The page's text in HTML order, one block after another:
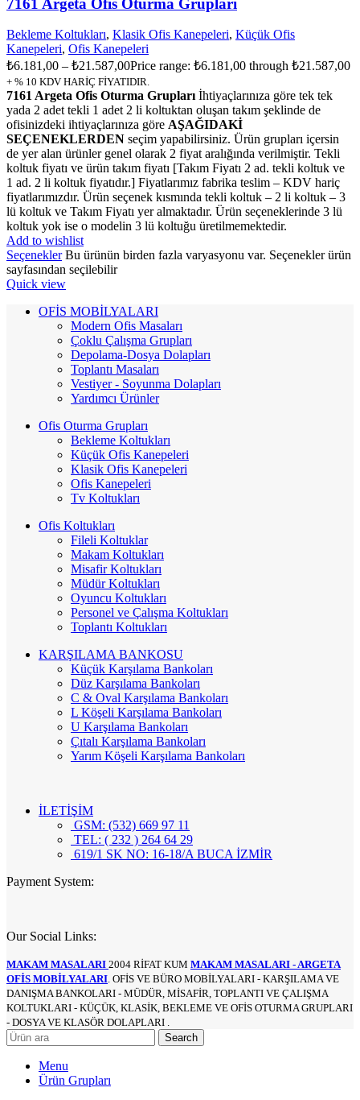
Bekleme Koltukları, Klasik Ofis Kanepeleri, Küçük Ofis
Kanepeleri, Ofis Kanepeleri
₺6.181,00 – ₺21.587,00Price range: ₺6.181,00 through ₺21.587,00
+ % 10 KDV HARİÇ FİYATIDIR.
7161 Argeta Ofis Oturma Grupları İhtiyaçlarınıza göre tek tek
yada 2 adet tekli 1 adet 2 li koltuktan oluşan takım şeklinde de
ofisinizdeki ihtiyaçlarınıza göre AŞAĞIDAKİ
SEÇENEKLERDEN seçim yapabilirsiniz. Ürün grupları içersin
de yer alan ürünler genel olarak 2 fiyat aralığında verilmiştir. Tekli
koltuk fiyatı ve ürün takım fiyatı [Takım Fiyatı 2 ad. tekli koltuk ve
1 ad. 2 li koltuk fiyatıdır.] Fiyatlarımız fabrika teslim – KDV hariç
fiyatlarımızdır. Ürün seçenek kısmında tekli koltuk – 2 li koltuk – 3
lü koltuk ve Takım Fiyatı yer almaktadır. Ürün seçeneklerinde 3 lü
koltuk yok ise o modelin 3 lü koltuğu üretilmemektedir.
Add to wishlist
Seçenekler Bu ürünün birden fazla varyasyonu var. Seçenekler ürün
sayfasından seçilebilir
Quick view
OFİS MOBİLYALARI
Modern Ofis Masaları
Çoklu Çalışma Grupları
Depolama-Dosya Dolapları
Toplantı Masaları
Vestiyer - Soyunma Dolapları
Yardımcı Ürünler
Ofis Oturma Grupları
Bekleme Koltukları
Küçük Ofis Kanepeleri
Klasik Ofis Kanepeleri
Ofis Kanepeleri
Tv Koltukları
Ofis Koltukları
Fileli Koltuklar
Makam Koltukları
Misafir Koltukları
Müdür Koltukları
Oyuncu Koltukları
Personel ve Çalışma Koltukları
Toplantı Koltukları
KARŞILAMA BANKOSU
Küçük Karşılama Bankoları
Düz Karşılama Bankoları
C & Oval Karşılama Bankoları
L Köşeli Karşılama Bankoları
U Karşılama Bankoları
Çıtalı Karşılama Bankoları
Yarım Köşeli Karşılama Bankoları
İLETİŞİM
GSM: (532) 669 97 11
TEL: ( 232 ) 264 64 29
619/1 SK NO: 16-18/A BUCA İZMİR
Payment System:
Our Social Links:
MAKAM MASALARI 2004 RİFAT KUM MAKAM MASALARI - ARGETA
OFİS MOBİLYALARI. OFİS VE BÜRO MOBİLYALARI - KARŞILAMA VE
DANIŞMA BANKOLARI - MÜDÜR, MİSAFİR, TOPLANTI VE ÇALIŞMA
KOLTUKLARI - KÜÇÜK, KLASİK, BEKLEME VE OFİS OTURMA GRUPLARI
- DOSYA VE KLASÖR DOLAPLARI .
Search
Menu
Ürün Grupları